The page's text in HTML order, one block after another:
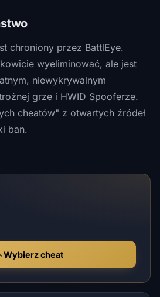
chroniony przez BattlEye.
wyeliminować, ale jest
niewykrywalnym
grze i HWID Spooferze.
cheatów" z otwartych źródeł
ban.
Wybierz cheat